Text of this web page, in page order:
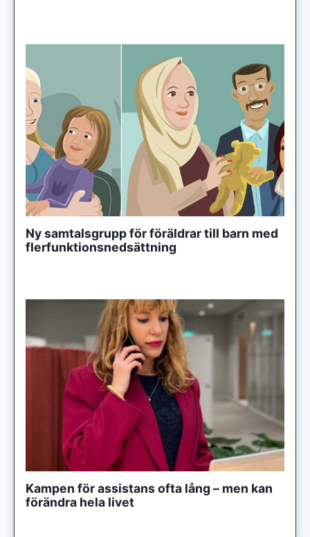
Ny samtalsgrupp för föräldrar till barn med
flerfunktionsnedsättning
Kampen för assistans ofta lång – men kan
förändra hela livet